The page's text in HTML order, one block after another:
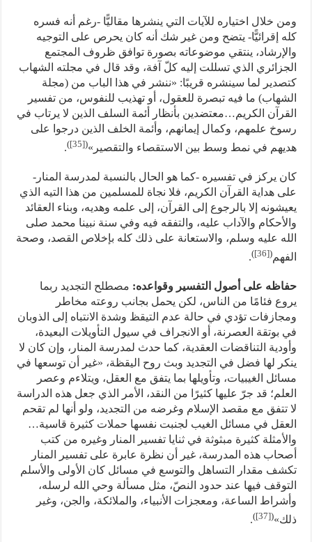
ومن خلال اختياره للآيات التي ينشرها مقاليًّا -رغم أنه فسره
كله إقرائيًّا- يتضح ومن غير شك أنه كان يحرص على التوجيه
والإرشاد، ينتقي موضوعاته بصورة توافق ظروف المجتمع
الجزائري الذي تسللت إليه كلّ آفة، وقد قال في مجلته الشهاب
كتصدير لما سينشره قريبًا: «ننشر في هذا الباب من (مجلة
الشهاب) ما فيه تبصرة للعقول، أو تهذيب للنفوس، من تفسير
القرآن الكريم…معتضدين بأنظار أئمة السلف الذين لا يرتاب في
رسوخ علمهم، وكمال إيمانهم، وأئمة الخلف الذين درجوا على
هديهم في نمط وسط بين الاستقصاء والتقصير»(
[35]
)
.
كان يركز في تفسيره -كما هو الحال بالنسبة لمدرسة المنار-
على هداية القرآن الكريم، فلا نجاة للمسلمين من هذا التيه الذي
يعيشونه إلا بالرجوع إلى القرآن، إلى علمه وهديه، وبناء العقائد
والأحكام والآداب عليه، والتفقه فيه وفي سنة نبينا محمد صلى
الله عليه وسلم، والاستعانة على ذلك كله بإخلاص القصد، وصحة
الفهم(
[36]
)
.
حفاظه على أصول التفسير وقواعده: مصطلح التجديد ربما
يروع فئامًا من الناس، لكن يحمل بجانب روعته مخاطر
ومجازفات تؤدي في حالة عدم التيقظ وشدة الانتباه إلى الذوبان
في بوتقة العصرنة، أو الانجراف في سيول التأويلات البعيدة،
وأودية التناقضات العقدية، كما حدث لمدرسة المنار، وإن كان لا
ينكر لها فضل في التجديد وبث روح اليقظة، «غير أن توسعها في
مسائل الغيبيات، وتأويلها بما يتفق مع العقل، ويتلاءم وعصر
العلم؛ قد جرّ عليها كثيرًا من النقد، الأمر الذي جعل هذه الدراسة
لا تتفق مع مقصد الإسلام وغرضه من التجديد، ولو أنها لم تقحم
العقل في مسائل الغيب لجنبت نفسها حملات كثيرة قاسية…
والأمثلة كثيرة مبثوثة في ثنايا تفسير المنار وغيره من كتب
أصحاب هذه المدرسة، غير أن نظرة عابرة على تفسير المنار
تكشف مقدار التساهل والتوسع في مسائل كان الأولى والأسلم
التوقف فيها عند حدود النصّ، مثل مسألة وحي الله لرسله،
وأشراط الساعة، ومعجزات الأنبياء، والملائكة، والجن، وغير
ذلك»(
[37]
)
.